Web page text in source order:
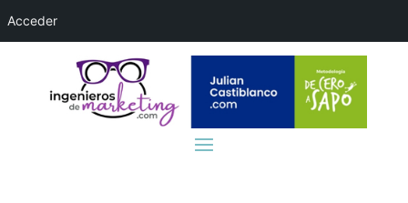
Acceder